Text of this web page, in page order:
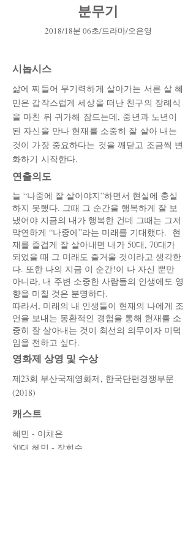
분무기
2018/18분 06초/드라마/오은영
시놉시스
삶에 찌들어 무기력하게 살아가는 서른 살 혜
민은 갑작스럽게 세상을 떠난 친구의 장례식
을 마친 뒤 귀가해 잠드는데, 중년과 노년이
된 자신을 만나 현재를 소중히 잘 살아 내는
것이 가장 중요하다는 것을 깨닫고 조금씩 변
화하기 시작한다.
​연출의도
늘 “나중에 잘 살아야지”하면서 현실에 충실
하지 못했다. 그때 그 순간을 행복하게 잘 보
냈어야 지금의 내가 행복한 건데 그때는 그저
막연하게 “나중에”라는 미래를 기대했다. 현
재를 즐겁게 잘 살아내면 내가 50대, 70대가
되었을 때 그 미래도 즐거울 것이라고 생각한
다. 또한 나의 지금 이 순간!이 나 자신 뿐만
아니라, 내 주변 소중한 사람들의 인생에도 영
향을 미칠 것은 분명하다.
따라서, 미래의 내 인생들이 현재의 나에게 조
언을 보내는 몽환적인 경험을 통해 현재를 소
중히 잘 살아내는 것이 최선의 의무이자 미덕
임을 전하고 싶다.
영화제 상영 및 수상
제23회 부산국제영화제, 한국단편경쟁부문
(2018)
캐스트
혜민 - 이채은
50대 혜민 - 장희수